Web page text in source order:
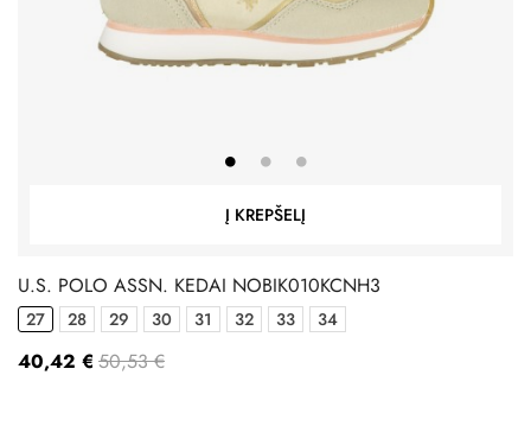
Į KREPŠELĮ
U.S. POLO ASSN. KEDAI NOBIK010KCNH3
27 28 29 30 31 32 33 34
40,42 € 50,53 €